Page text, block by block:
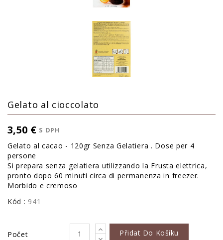
Gelato al cioccolato
3,50 € S DPH
Gelato al cacao - 120gr Senza Gelatiera . Dose per 4
persone
Si prepara senza gelatiera utilizzando la Frusta elettrica,
pronto dopo 60 minuti circa di permanenza in freezer.
Morbido e cremoso
Kód : 941
Počet Přidat Do Košíku